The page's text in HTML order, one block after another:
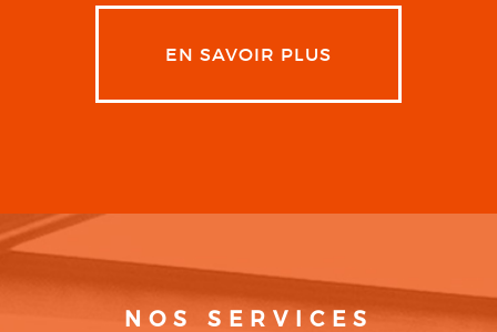
EN SAVOIR PLUS
NOS SERVICES